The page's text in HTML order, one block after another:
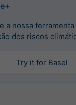
a nossa
dos riscos
Try it for Basel